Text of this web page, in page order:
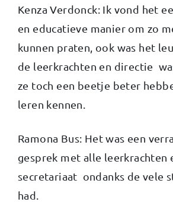
Kenza Verdonck: Ik vond het
en educatieve manier om zo
kunnen praten, ook was het
de leerkrachten en directie
ze toch een beetje beter
leren kennen.
Ramona Bus: Het was een
gesprek met alle leerkrachten
secretariaat ondanks de vele
had.